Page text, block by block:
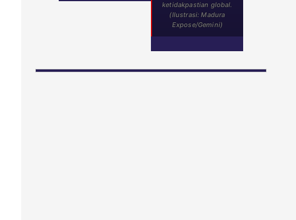
ketidakpastian global.
(Ilustrasi: Madura
Expose/Gemini)